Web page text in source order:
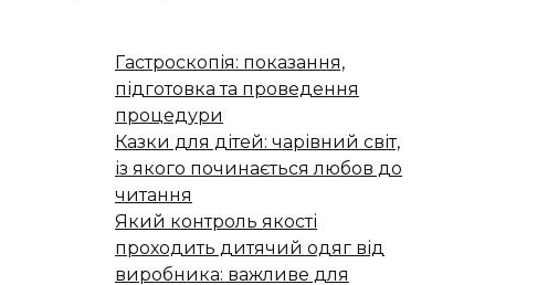
Гастроскопія: показання,
підготовка та проведення
процедури
Казки для дітей: чарівний світ,
із якого починається любов до
читання
Який контроль якості
проходить дитячий одяг від
виробника: важливе для